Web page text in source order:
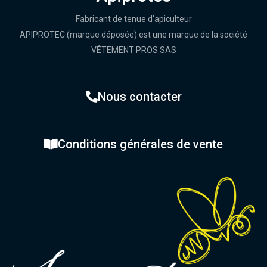
Fabricant de tenue d'apiculteur
APIPROTEC (marque déposée) est une marque de la société
VÊTEMENT PROS SAS
Nous contacter
Conditions générales de vente